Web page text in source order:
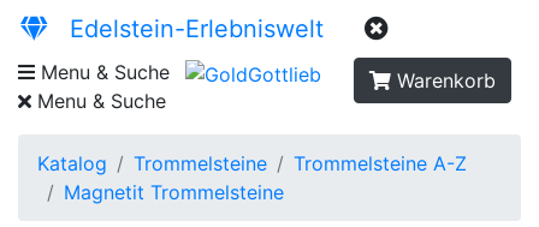
Edelstein-Erlebniswelt
Menu & Suche
Menu & Suche
Warenkorb
Katalog Trommelsteine
Trommelsteine A-Z
Magnetit Trommelsteine